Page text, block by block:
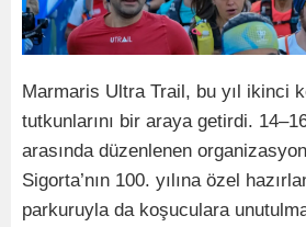
Marmaris Ultra Trail, bu yıl ikinci
tutkunlarını bir araya getirdi.
arasında düzenlenen
Sigorta’nın 100. yılına özel
parkuruyla da koşuculara